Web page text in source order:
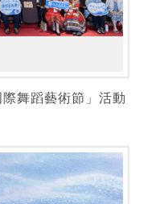
舞蹈藝術節」活動